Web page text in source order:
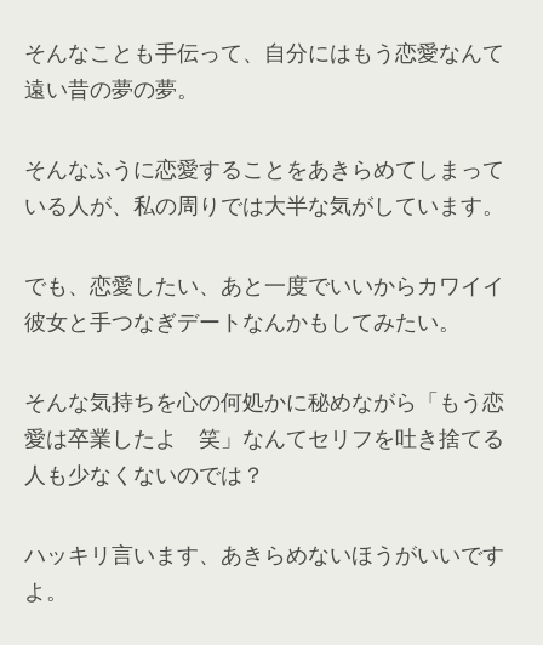
そんなことも手伝って、自分にはもう恋愛なんて
遠い昔の夢の夢。
そんなふうに恋愛することをあきらめてしまって
いる人が、私の周りでは大半な気がしています。
でも、恋愛したい、あと一度でいいからカワイイ
彼女と手つなぎデートなんかもしてみたい。
そんな気持ちを心の何処かに秘めながら「もう恋
愛は卒業したよ 笑」なんてセリフを吐き捨てる
人も少なくないのでは？
ハッキリ言います、あきらめないほうがいいです
よ。